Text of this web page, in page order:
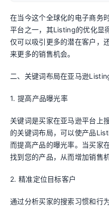
在当今这个全球化的电子商务
平台之一，其Listing的优化显
仅可以吸引更多的潜在客户，
来更多的销售机会。
二、关键词布局在亚马逊
1. 提高产品曝光率
关键词是买家在亚马逊平台上
的关键词布局，可以使产品
而提高产品的曝光率。当买家
找到您的产品，从而增加销售机
2. 精准定位目标客户
通过分析买家的搜索习惯和行